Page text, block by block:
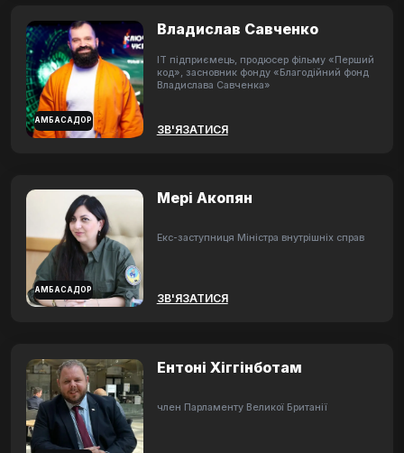
АМБАСАДОР
Владислав Савченко
ІТ підприємець, продюсер фільму «Перший
код», засновник фонду «Благодійний фонд
Владислава Савченка»
ЗВ'ЯЗАТИСЯ
АМБАСАДОР
Мері Акопян
Екс-заступниця Міністра внутрішніх справ
ЗВ'ЯЗАТИСЯ
Ентоні Хіггінботам
член Парламенту Великої Британії